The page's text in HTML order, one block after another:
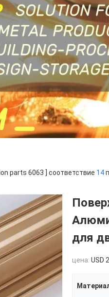
parts 6063 ] соответствие 14
для
цена: USD